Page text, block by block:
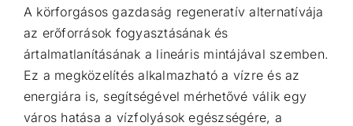
A körforgásos gazdaság regeneratív alternatívája
az erőforrások fogyasztásának és
ártalmatlanításának a lineáris mintájával szemben.
Ez a megközelítés alkalmazható a vízre és az
energiára is, segítségével mérhetővé válik egy
város hatása a vízfolyások egészségére, a